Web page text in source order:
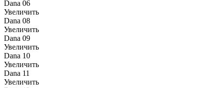
Dana 06
Увеличить
Dana 08
Увеличить
Dana 09
Увеличить
Dana 10
Увеличить
Dana 11
Увеличить